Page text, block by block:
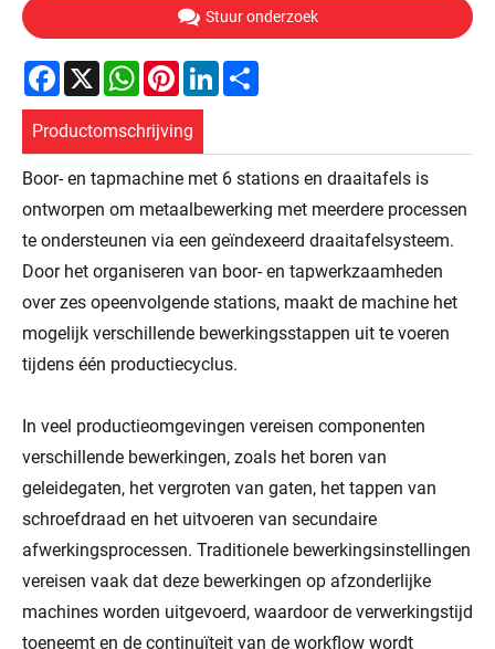
Stuur onderzoek
Facebook
X WhatsApp
PinterestLinkedIn
Productomschrijving
Boor- en tapmachine met 6 stations en draaitafels is
ontworpen om metaalbewerking met meerdere processen
te ondersteunen via een geïndexeerd draaitafelsysteem.
Door het organiseren van boor- en tapwerkzaamheden
over zes opeenvolgende stations, maakt de machine het
mogelijk verschillende bewerkingsstappen uit te voeren
tijdens één productiecyclus.
In veel productieomgevingen vereisen componenten
verschillende bewerkingen, zoals het boren van
geleidegaten, het vergroten van gaten, het tappen van
schroefdraad en het uitvoeren van secundaire
afwerkingsprocessen. Traditionele bewerkingsinstellingen
vereisen vaak dat deze bewerkingen op afzonderlijke
machines worden uitgevoerd, waardoor de verwerkingstijd
toeneemt en de continuïteit van de workflow wordt